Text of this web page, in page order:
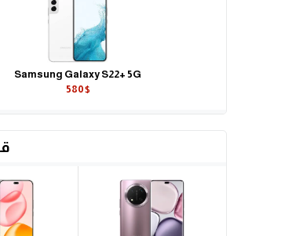
Samsung Galaxy S22+ 5G
580$